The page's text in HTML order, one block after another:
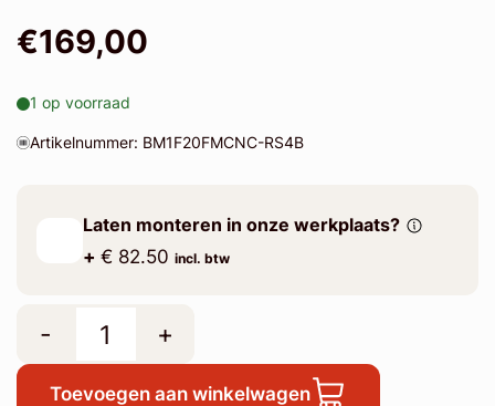
€169,00
1 op voorraad
Artikelnummer: BM1F20FMCNC-RS4B
Laten monteren in onze werkplaats?
+ € 82.50 incl. btw
- +
Toevoegen aan winkelwagen